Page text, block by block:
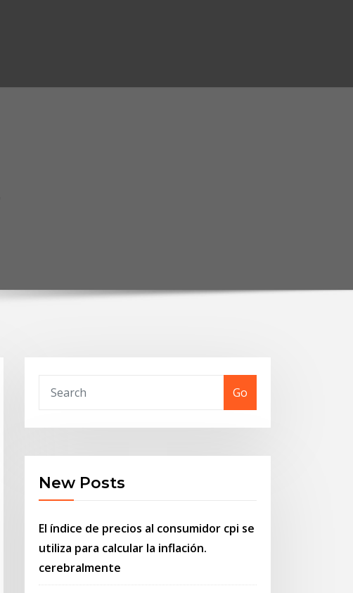
Go
New Posts
El índice de precios al consumidor cpi se
utiliza para calcular la inflación.
cerebralmente